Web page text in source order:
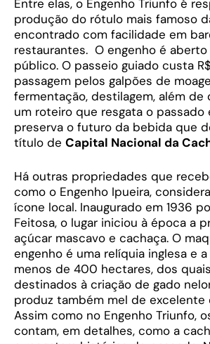
Entre elas, o Engenho Triunfo é
produção do rótulo mais famoso
encontrado com facilidade em
restaurantes. O engenho é
público. O passeio guiado custa
passagem pelos galpões de
fermentação, destilagem, além de
um roteiro que resgata o passado
preserva o futuro da bebida que
título de Capital Nacional da
Há outras propriedades que
como o Engenho Ipueira,
ícone local. Inaugurado em 1936
Feitosa, o lugar iniciou à época a
açúcar mascavo e cachaça. O
engenho é uma relíquia inglesa e
menos de 400 hectares, dos
destinados à criação de gado
produz também mel de excelente
Assim como no Engenho Triunfo,
contam, em detalhes, como a